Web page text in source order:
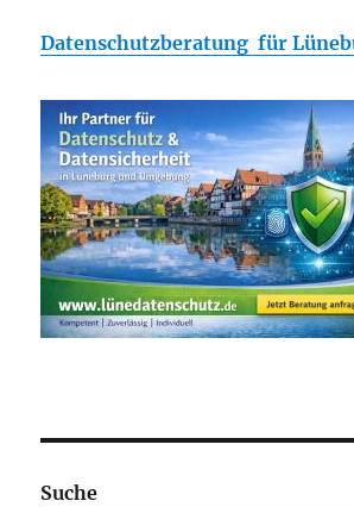
Datenschutzberatung für
Suche